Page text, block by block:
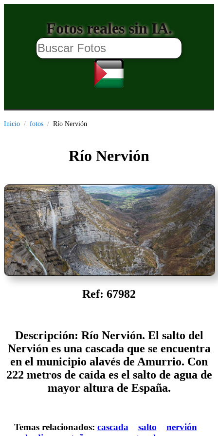
Fotos reales sin IA.
Inicio fotos Río Nervión
Río Nervión
Ref: 67982
Descripción: Río Nervión. El salto del
Nervión es una cascada que se encuentra
en el municipio alavés de Amurrio. Con
222 metros de caída es el salto de agua de
mayor altura de España.
Temas relacionados: cascada salto
nervión